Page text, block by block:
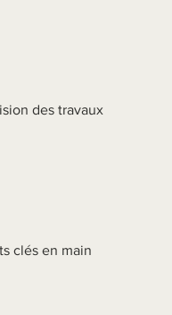
des travaux
clés en main